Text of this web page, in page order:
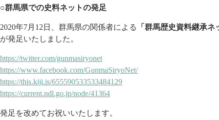
○群馬県での史料ネットの発足
2020年7月12日、群馬県の関係者による 「群馬歴史資料継承ネ
が発足いたしました。
https://twitter.com/gunmasiryonet
https://www.facebook.com/GunmaSiryoNet/
https://this.kiji.is/655590533533484129
https://current.ndl.go.jp/node/41364
発足を改めてお祝いいたします。